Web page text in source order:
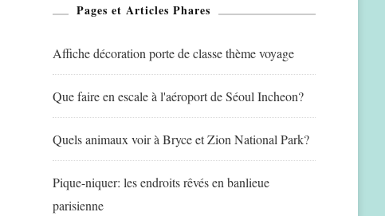
Pages et Articles Phares
Affiche décoration porte de classe thème voyage
Que faire en escale à l'aéroport de Séoul Incheon?
Quels animaux voir à Bryce et Zion National Park?
Pique-niquer: les endroits rêvés en banlieue
parisienne